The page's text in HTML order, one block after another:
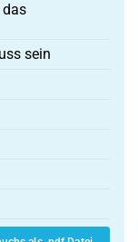
das
sein